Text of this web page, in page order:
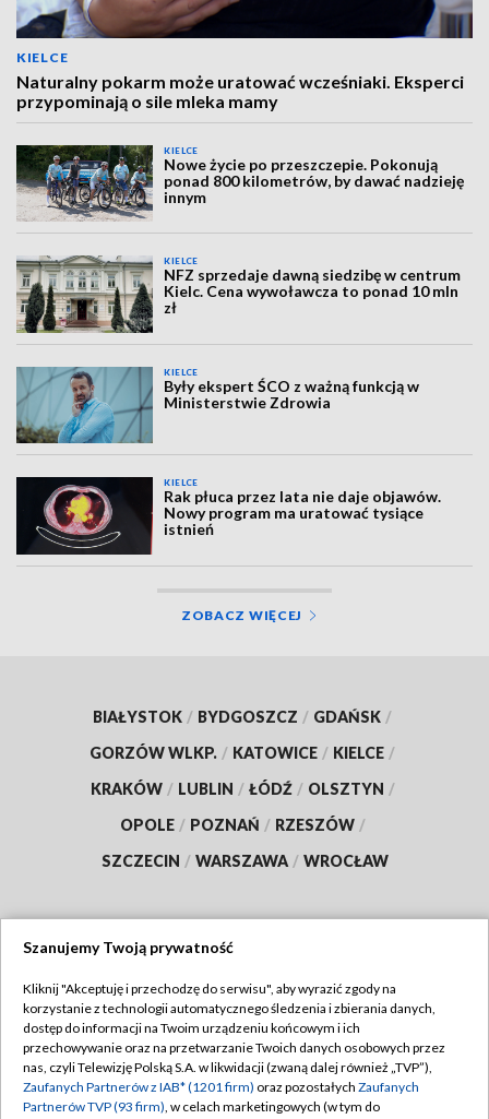
KIELCE
Naturalny pokarm może uratować wcześniaki. Eksperci
przypominają o sile mleka mamy
KIELCE
Nowe życie po przeszczepie. Pokonują
ponad 800 kilometrów, by dawać nadzieję
innym
KIELCE
NFZ sprzedaje dawną siedzibę w centrum
Kielc. Cena wywoławcza to ponad 10 mln
zł
KIELCE
Były ekspert ŚCO z ważną funkcją w
Ministerstwie Zdrowia
KIELCE
Rak płuca przez lata nie daje objawów.
Nowy program ma uratować tysiące
istnień
ZOBACZ WIĘCEJ
BIAŁYSTOK / BYDGOSZCZ / GDAŃSK /
GORZÓW WLKP. / KATOWICE / KIELCE /
KRAKÓW / LUBLIN / ŁÓDŹ / OLSZTYN /
OPOLE / POZNAŃ / RZESZÓW /
SZCZECIN / WARSZAWA / WROCŁAW
TVP
Abonament TVP
Emisja w TVP
Regulamin TVP
Polityka prywatności
Szanujemy Twoją prywatność
Kliknij "Akceptuję i przechodzę do serwisu", aby wyrazić zgody na
korzystanie z technologii automatycznego śledzenia i zbierania danych,
dostęp do informacji na Twoim urządzeniu końcowym i ich
przechowywanie oraz na przetwarzanie Twoich danych osobowych przez
nas, czyli Telewizję Polską S.A. w likwidacji (zwaną dalej również „TVP”),
Zaufanych Partnerów z IAB* (1201 firm) oraz pozostałych Zaufanych
Partnerów TVP (93 firm), w celach marketingowych (w tym do